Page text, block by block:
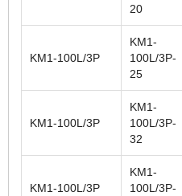
20
KM1-100L/3P
KM1-
100L/3P-
25
KM1-100L/3P
KM1-
100L/3P-
32
KM1-100L/3P
KM1-
100L/3P-